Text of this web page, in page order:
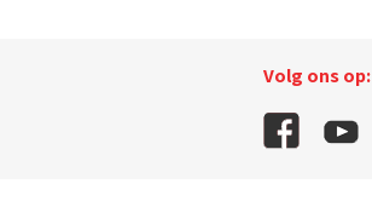
Volg ons op: